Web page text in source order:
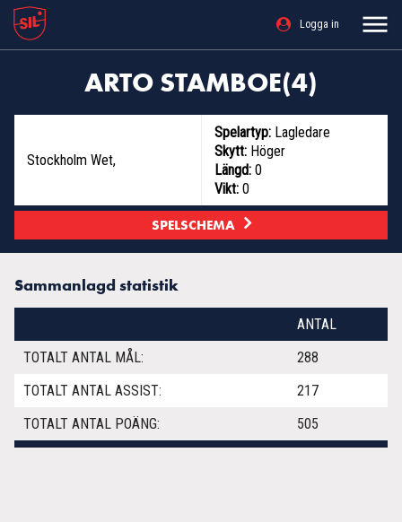
Logga in
ARTO STAMBOE(4)
Stockholm Wet,
Spelartyp: Lagledare
Skytt: Höger
Längd: 0
Vikt: 0
SPELSCHEMA
Sammanlagd statistik
ANTAL
TOTALT ANTAL MÅL:
288
TOTALT ANTAL ASSIST:
217
TOTALT ANTAL POÄNG:
505